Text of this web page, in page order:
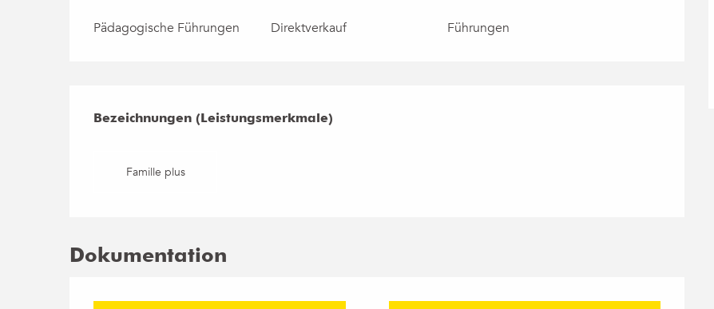
Pädagogische Führungen Direktverkauf Führungen
Leistungensmöglichkeiten
Bezeichnungen (Leistungsmerkmale)
Bezeichnungen (Leistungsmerkmale)
Famille plus
Dokumentation